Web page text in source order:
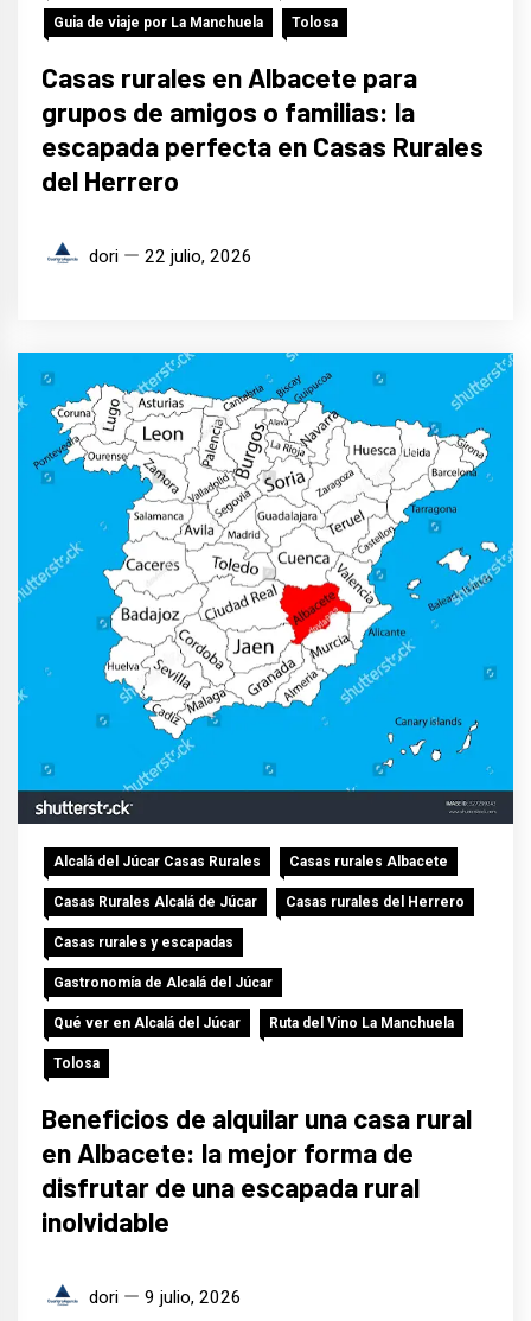
Guia de viaje por La Manchuela Tolosa
Casas rurales en Albacete para
grupos de amigos o familias: la
escapada perfecta en Casas Rurales
del Herrero
dori 22 julio, 2026
Alcalá del Júcar Casas Rurales Casas rurales Albacete
Casas Rurales Alcalá de Júcar Casas rurales del Herrero
Casas rurales y escapadas
Gastronomía de Alcalá del Júcar
Qué ver en Alcalá del Júcar Ruta del Vino La Manchuela
Tolosa
Beneficios de alquilar una casa rural
en Albacete: la mejor forma de
disfrutar de una escapada rural
inolvidable
dori 9 julio, 2026